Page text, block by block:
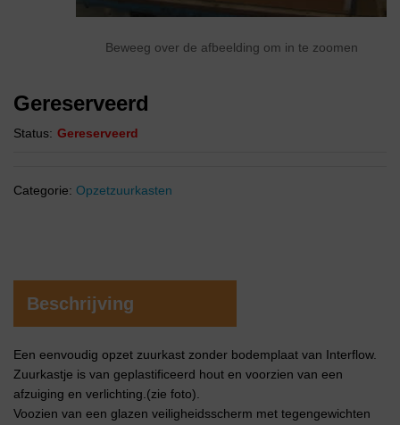
Beweeg over de afbeelding om in te zoomen
Gereserveerd
Status: Gereserveerd
Categorie: Opzetzuurkasten
Beschrijving
Een eenvoudig opzet zuurkast zonder bodemplaat van Interflow.
Zuurkastje is van geplastificeerd hout en voorzien van een
afzuiging en verlichting.(zie foto).
Voozien van een glazen veiligheidsscherm met tegengewichten